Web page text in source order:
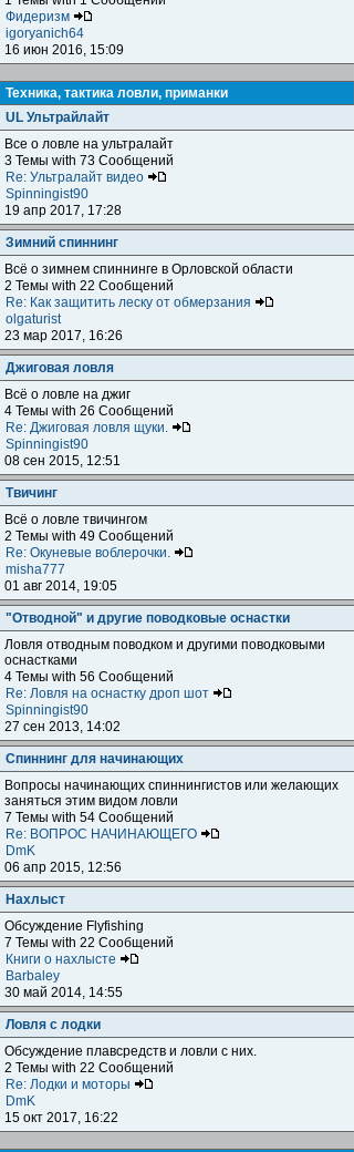
Фидеризм
igoryanich64
16 июн 2016, 15:09
Техника, тактика ловли, приманки
UL Ультрайлайт
Все о ловле на ультралайт
3 Темы with 73 Сообщений
Re: Ультралайт видео
Spinningist90
19 апр 2017, 17:28
Зимний спиннинг
Всё о зимнем спиннинге в Орловской области
2 Темы with 22 Сообщений
Re: Как защитить леску от обмерзания
olgaturist
23 мар 2017, 16:26
Джиговая ловля
Всё о ловле на джиг
4 Темы with 26 Сообщений
Re: Джиговая ловля щуки.
Spinningist90
08 сен 2015, 12:51
Твичинг
Всё о ловле твичингом
2 Темы with 49 Сообщений
Re: Окуневые воблерочки.
misha777
01 авг 2014, 19:05
"Отводной" и другие поводковые оснастки
Ловля отводным поводком и другими поводковыми
оснастками
4 Темы with 56 Сообщений
Re: Ловля на оснастку дроп шот
Spinningist90
27 сен 2013, 14:02
Спиннинг для начинающих
Вопросы начинающих спиннингистов или желающих
заняться этим видом ловли
7 Темы with 54 Сообщений
Re: ВОПРОС НАЧИНАЮЩЕГО
DmK
06 апр 2015, 12:56
Нахлыст
Обсуждение Flyfishing
7 Темы with 22 Сообщений
Книги о нахлысте
Barbaley
30 май 2014, 14:55
Ловля с лодки
Обсуждение плавсредств и ловли с них.
2 Темы with 22 Сообщений
Re: Лодки и моторы
DmK
15 окт 2017, 16:22